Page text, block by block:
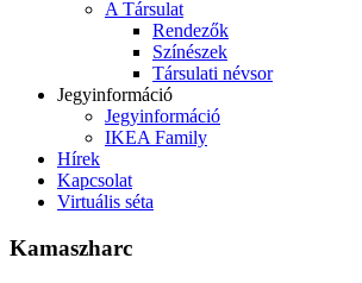
A Társulat
Rendezők
Színészek
Társulati névsor
Jegyinformáció
Jegyinformáció
IKEA Family
Hírek
Kapcsolat
Virtuális séta
Kamaszharc